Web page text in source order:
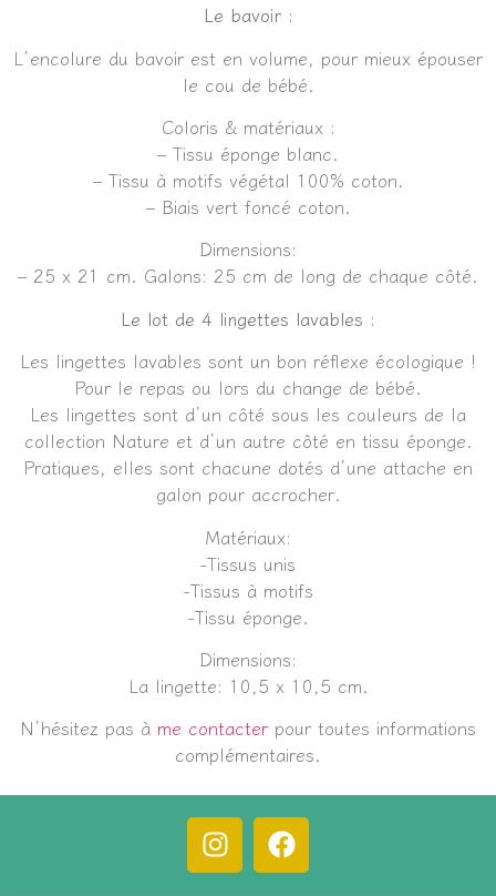
Le bavoir :
L’encolure du bavoir est en volume, pour mieux épouser
le cou de bébé.
Coloris & matériaux :
– Tissu éponge blanc.
– Tissu à motifs végétal 100% coton.
– Biais vert foncé coton.
Dimensions:
– 25 x 21 cm. Galons: 25 cm de long de chaque côté.
Le lot de 4 lingettes lavables :
Les lingettes lavables sont un bon réflexe écologique !
Pour le repas ou lors du change de bébé.
Les lingettes sont d’un côté sous les couleurs de la
collection Nature et d’un autre côté en tissu éponge.
Pratiques, elles sont chacune dotés d’une attache en
galon pour accrocher.
Matériaux:
-Tissus unis
-Tissus à motifs
-Tissu éponge.
Dimensions:
La lingette: 10,5 x 10,5 cm.
N’hésitez pas à me contacter pour toutes informations
complémentaires.